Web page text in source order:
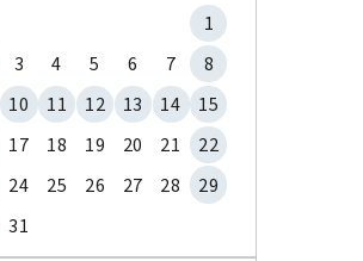
1
3 4 5 6 7
8
10 11 12 13 14
15
17 18 19 20 21
22
24 25 26 27 28
29
31